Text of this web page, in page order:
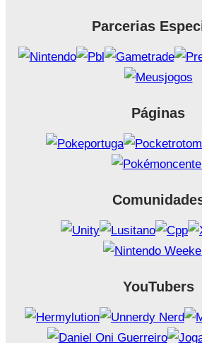
Parcerias
Páginas
YouTubers